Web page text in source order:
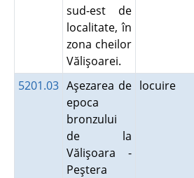
sud-est de
localitate, în
zona cheilor
Vălişoarei.
5201.03 Aşezarea de
epoca
bronzului
de la
Vălişoara -
Peştera
locuire